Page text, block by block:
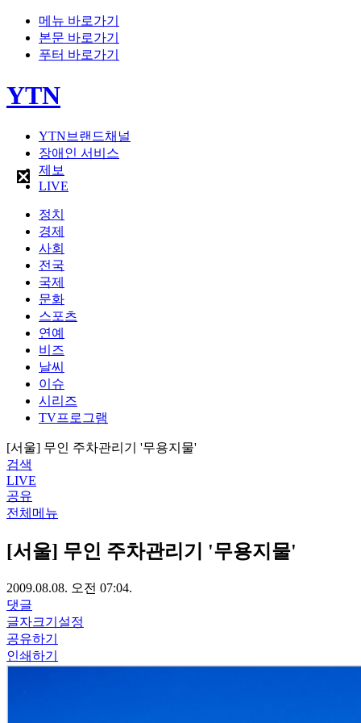
메뉴 바로가기
본문 바로가기
푸터 바로가기
YTN
YTN브랜드채널
장애인 서비스
제보
LIVE
정치
경제
사회
전국
국제
문화
스포츠
연예
비즈
날씨
이슈
시리즈
TV프로그램
[서울] 무인 주차관리기 '무용지물'
검색
LIVE
공유
전체메뉴
[서울] 무인 주차관리기 '무용지물'
2009.08.08. 오전 07:04.
댓글
글자크기설정
공유하기
인쇄하기